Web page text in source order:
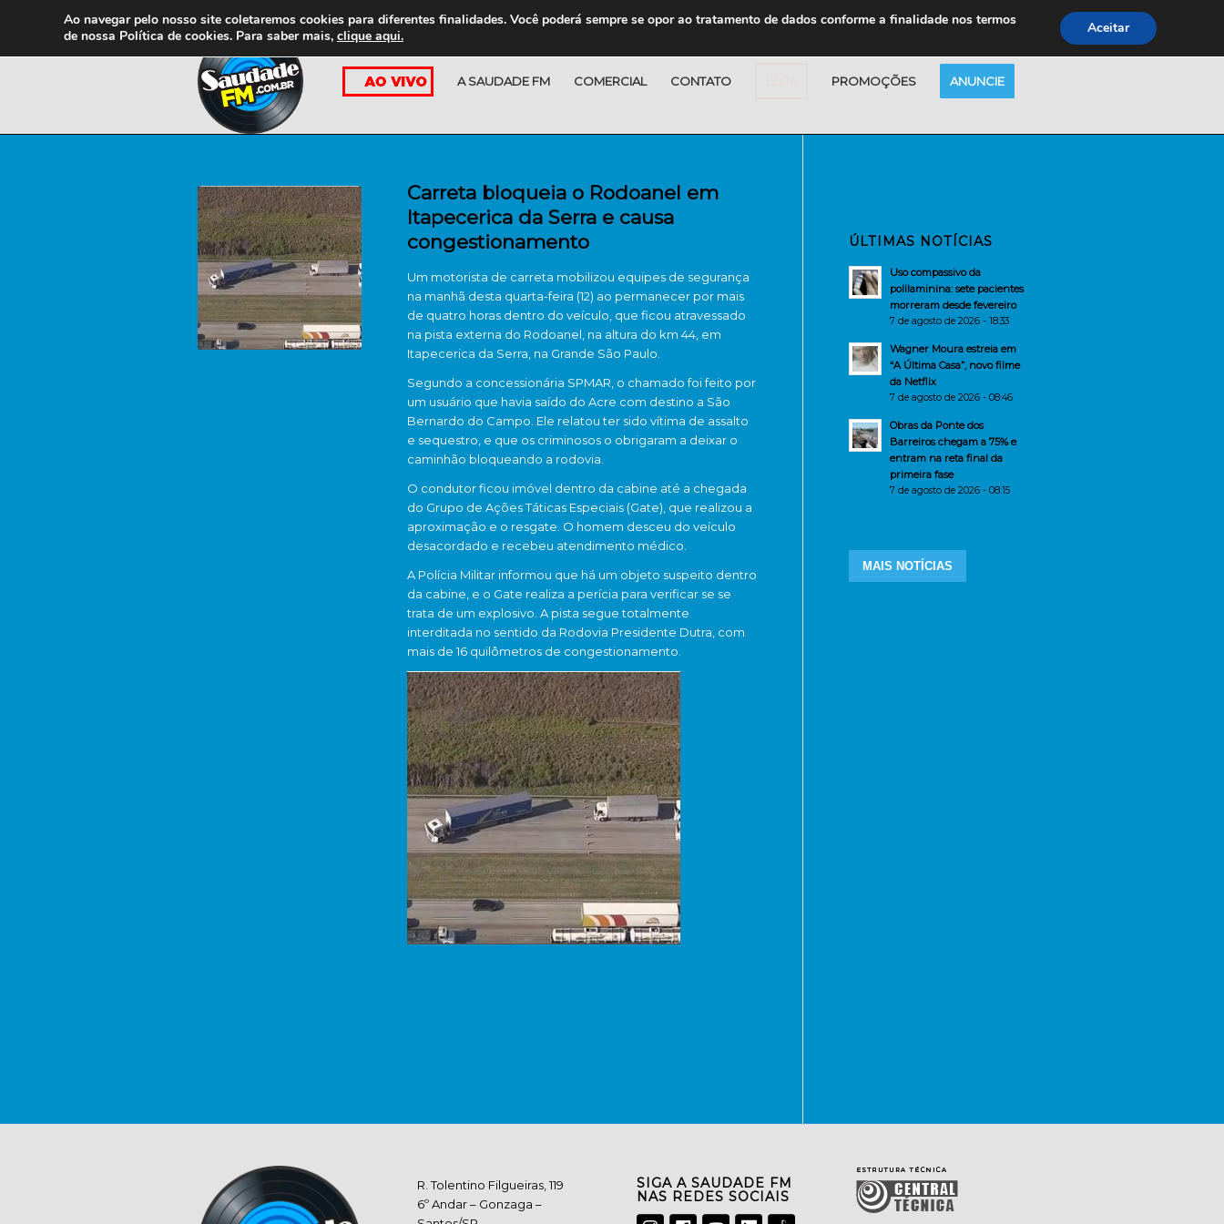
A SAUDADE FM COMERCIAL CONTATO PROMOÇÕES ANUNCIE
Carreta bloqueia o Rodoanel em
Itapecerica da Serra e causa
congestionamento
Um motorista de carreta mobilizou equipes de segurança
na manhã desta quarta-feira (12) ao permanecer por mais
de quatro horas dentro do veículo, que ficou atravessado
na pista externa do Rodoanel, na altura do km 44, em
Itapecerica da Serra, na Grande São Paulo.
Segundo a concessionária SPMAR, o chamado foi feito por
um usuário que havia saído do Acre com destino a São
Bernardo do Campo. Ele relatou ter sido vítima de assalto
e sequestro, e que os criminosos o obrigaram a deixar o
caminhão bloqueando a rodovia.
O condutor ficou imóvel dentro da cabine até a chegada
do Grupo de Ações Táticas Especiais (Gate), que realizou a
aproximação e o resgate. O homem desceu do veículo
desacordado e recebeu atendimento médico.
A Polícia Militar informou que há um objeto suspeito dentro
da cabine, e o Gate realiza a perícia para verificar se se
trata de um explosivo. A pista segue totalmente
interditada no sentido da Rodovia Presidente Dutra, com
mais de 16 quilômetros de congestionamento.
ÚLTIMAS NOTÍCIAS
Uso compassivo da
polilaminina: sete pacientes
morreram desde fevereiro
7 de agosto de 2026 - 18:33
Wagner Moura estreia em
“A Última Casa”, novo filme
da Netflix
7 de agosto de 2026 - 08:46
Obras da Ponte dos
Barreiros chegam a 75% e
entram na reta final da
primeira fase
7 de agosto de 2026 - 08:15
MAIS NOTÍCIAS
R. Tolentino Filgueiras, 119
6º Andar – Gonzaga –
SIGA A SAUDADE FM
NAS REDES SOCIAIS
Ao navegar pelo nosso site coletaremos cookies para diferentes finalidades. Você poderá sempre se opor ao tratamento de dados conforme a finalidade nos termos
de nossa Política de cookies. Para saber mais, clique aqui. Aceitar